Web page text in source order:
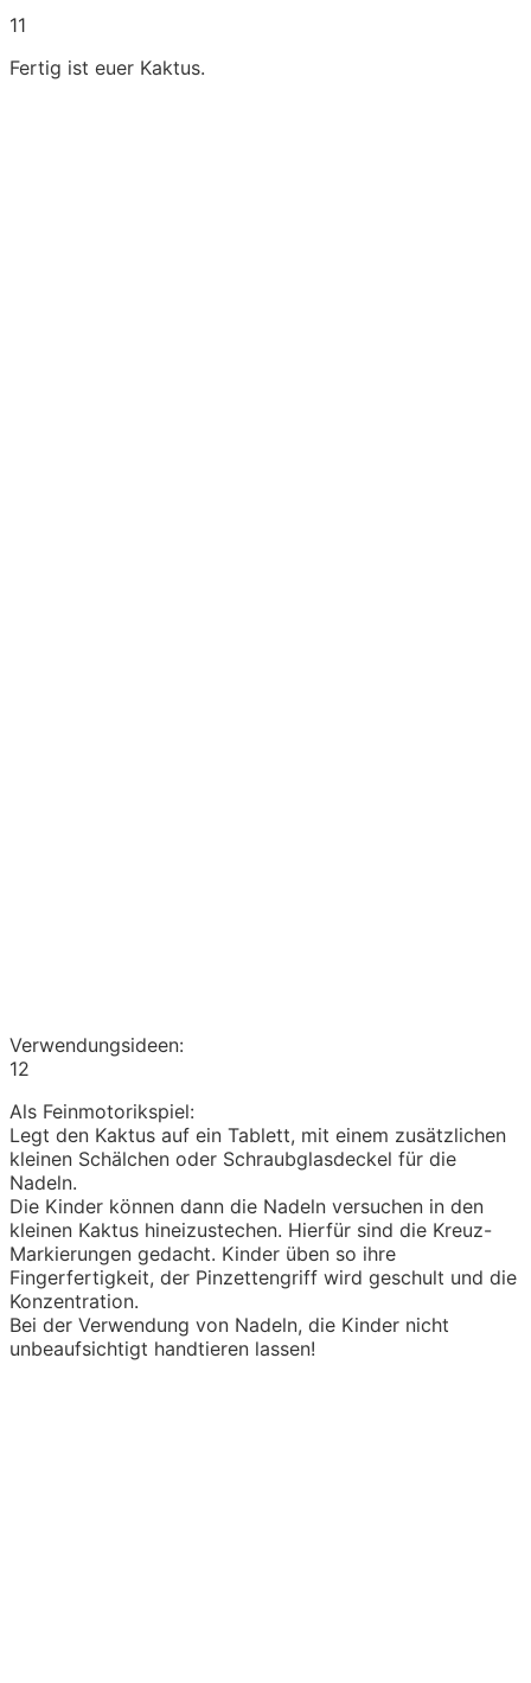
11
Fertig ist euer Kaktus.
Verwendungsideen:
12
Als Feinmotorikspiel:
Legt den Kaktus auf ein Tablett, mit einem zusätzlichen
kleinen Schälchen oder Schraubglasdeckel für die
Nadeln.
Die Kinder können dann die Nadeln versuchen in den
kleinen Kaktus hineizustechen. Hierfür sind die Kreuz-
Markierungen gedacht. Kinder üben so ihre
Fingerfertigkeit, der Pinzettengriff wird geschult und die
Konzentration.
Bei der Verwendung von Nadeln, die Kinder nicht
unbeaufsichtigt handtieren lassen!